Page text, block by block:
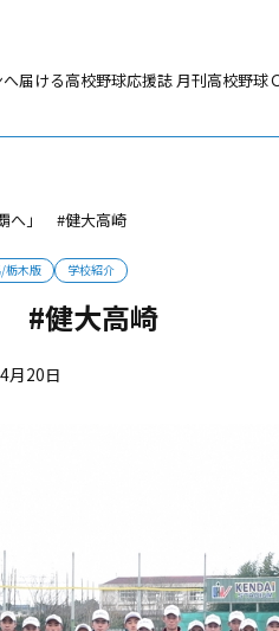
届ける高校野球応援誌 月刊高校野球
へ」 #健大高崎
栃木版 学校紹介
#健大高崎
月20日